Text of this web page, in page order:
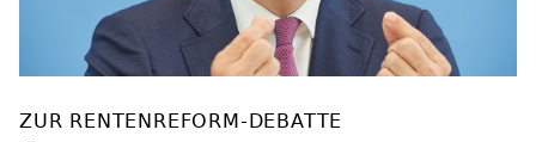
ZUR RENTENREFORM-DEBATTE